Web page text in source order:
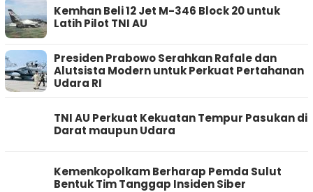
Kemhan Beli 12 Jet M-346 Block 20 untuk
Latih Pilot TNI AU
Presiden Prabowo Serahkan Rafale dan
Alutsista Modern untuk Perkuat Pertahanan
Udara RI
TNI AU Perkuat Kekuatan Tempur Pasukan di
Darat maupun Udara
Kemenkopolkam Berharap Pemda Sulut
Bentuk Tim Tanggap Insiden Siber